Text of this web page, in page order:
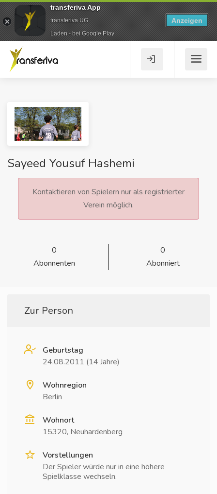
Sayeed Yousuf Hashemi
Kontaktieren von Spielern nur als registrierter
Verein möglich.
0
Abonnenten
0
Abonniert
Zur Person
Geburtstag
24.08.2011 (14 Jahre)
Wohnregion
Berlin
Wohnort
15320, Neuhardenberg
Vorstellungen
Der Spieler würde nur in eine höhere
Spielklasse wechseln.
transferiva App
transferiva UG
Laden - bei Google Play
Anzeigen